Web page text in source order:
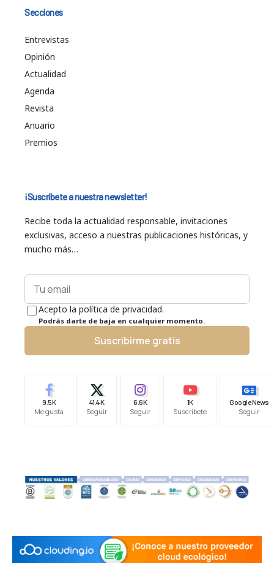
Secciones
Entrevistas
Opinión
Actualidad
Agenda
Revista
Anuario
Premios
¡Suscríbete a nuestra newsletter!
Recibe toda la actualidad responsable, invitaciones
exclusivas, acceso a nuestras publicaciones históricas, y
mucho más…
Acepto la política de privacidad.
Podrás darte de baja en cualquier momento.
Suscribirme gratis
9.5K
Me gusta
41.4K
Seguir
6.6K
Seguir
1K
Suscríbete
Google News
Seguir